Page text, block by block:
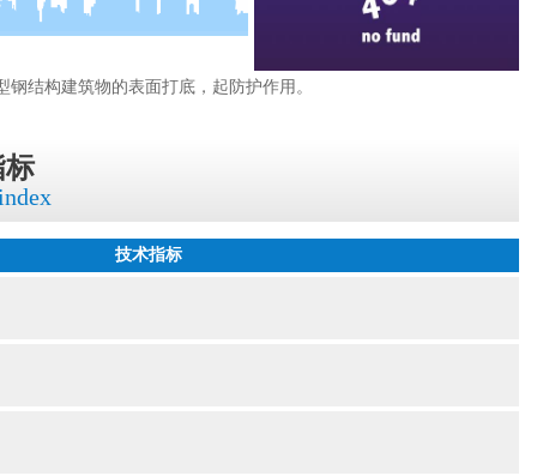
结构建筑物的表面打底，起防护作用。
标
技术指标